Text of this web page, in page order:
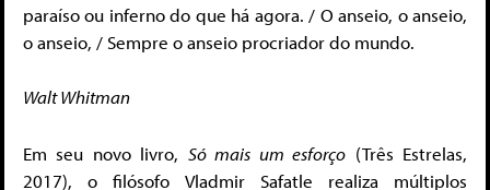
paraíso ou inferno do que há agora. / O anseio, o anseio,
o anseio, / Sempre o anseio procriador do mundo.
Walt Whitman
Em seu novo livro, Só mais um esforço (Três Estrelas,
2017), o filósofo Vladmir Safatle realiza múltiplos